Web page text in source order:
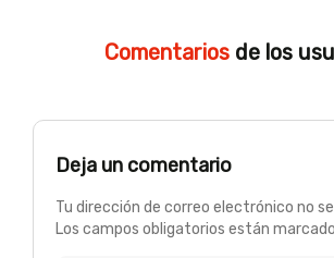
Comentarios de los
Deja un comentario
Tu dirección de correo electrónico no
Los campos obligatorios están